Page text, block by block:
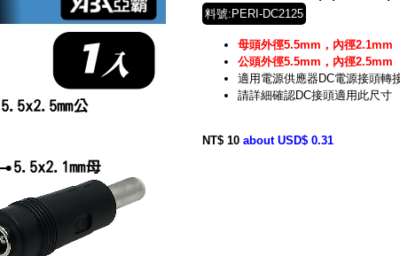
料號:PERI-DC2125
母頭外徑5.5mm，內徑2.1mm
公頭外徑5.5mm，內徑2.5mm
適用電源供應器DC電源接頭轉
請詳細確認DC接頭適用此尺寸
NT$ 10 about USD$ 0.31